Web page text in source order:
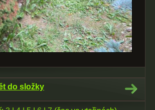
do složky